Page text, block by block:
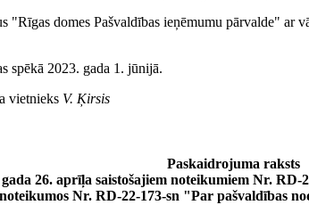
"Rīgas domes Pašvaldības ieņēmumu pārvalde" ar
spēkā 2023. gada 1. jūnijā.
vietnieks V. Ķirsis
Paskaidrojuma raksts
gada 26. aprīļa saistošajiem noteikumiem Nr.
Nr. RD-22-173-sn "Par pašvaldības